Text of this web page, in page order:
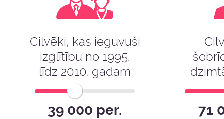
Cilvēki, kas ieguvuši
izglītību no 1995.
līdz 2010. gadam
39 000 per. 71